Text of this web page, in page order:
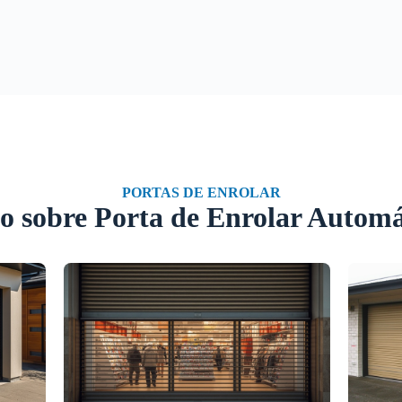
PORTAS DE ENROLAR
sobre Porta de Enrolar